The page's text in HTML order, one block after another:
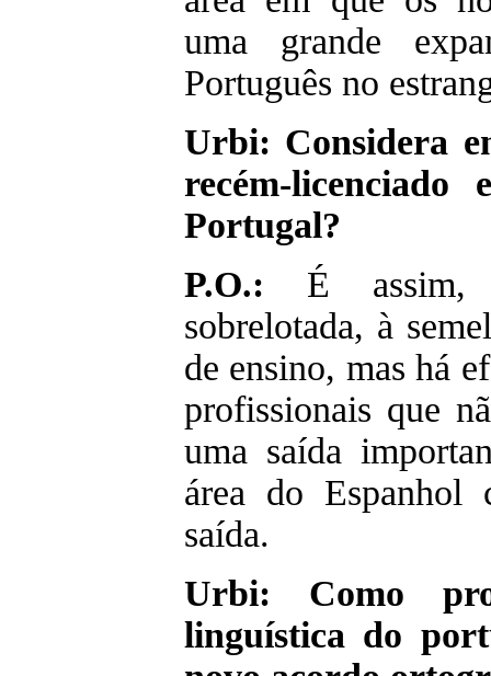
uma grande
Português no
Urbi: Considera
recém-licenciado
Portugal?
P.O.: É assim,
sobrelotada, à
de ensino, mas há
profissionais que
uma saída
área do Espanhol
saída.
Urbi: Como
linguística do